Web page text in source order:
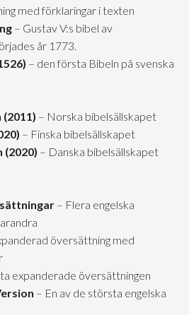
med förklaringar i texten
– Gustav V:s bibel av
år 1773.
– den första Bibeln på svenska
– Norska bibelsällskapet
– Finska bibelsällskapet
(2020) – Danska bibelsällskapet
– Flera engelska
översättning med
expanderade översättningen
– En av de största engelska